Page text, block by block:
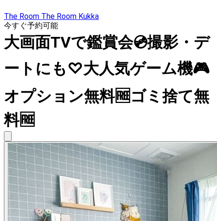
The Room The Room Kukka
今すぐ予約可能
大画面TVで鑑賞会💿撮影・デ
ートにも♡大人気ゲーム機🎮
オプション無料🆓ゴミ捨て無
料🆓